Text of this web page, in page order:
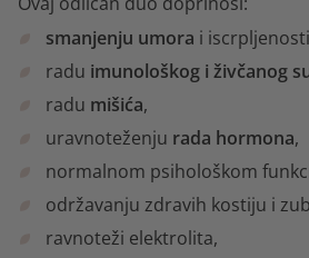
smanjenju umora i
radu imunološkog i živčanog
radu mišića,
uravnoteženju rada hormona,
normalnom psihološkom
održavanju zdravih kostiju i
ravnoteži elektrolita,